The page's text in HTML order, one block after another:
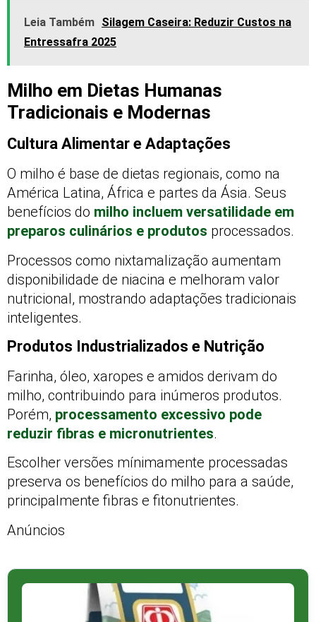
Leia Também Silagem Caseira: Reduzir Custos na
Entressafra 2025
Milho em Dietas Humanas
Tradicionais e Modernas
Cultura Alimentar e Adaptações
O milho é base de dietas regionais, como na
América Latina, África e partes da Ásia. Seus
benefícios do milho incluem versatilidade em
preparos culinários e produtos processados.
Processos como nixtamalização aumentam
disponibilidade de niacina e melhoram valor
nutricional, mostrando adaptações tradicionais
inteligentes.
Produtos Industrializados e Nutrição
Farinha, óleo, xaropes e amidos derivam do
milho, contribuindo para inúmeros produtos.
Porém, processamento excessivo pode
reduzir fibras e micronutrientes.
Escolher versões mínimamente processadas
preserva os benefícios do milho para a saúde,
principalmente fibras e fitonutrientes.
Anúncios